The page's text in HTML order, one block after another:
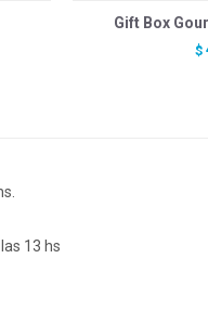
Gift Box
$
13 hs